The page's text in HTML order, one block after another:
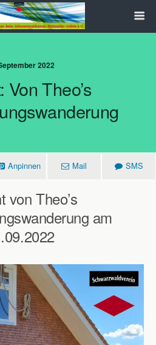
2022
Von Theo’s
Anpinnen Mail SMS
von Theo’s
am